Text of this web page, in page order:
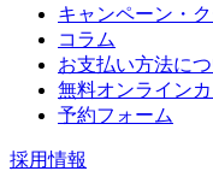
キャンペーン・
コラム
お支払い方法に
無料オンライン
予約フォーム
採用情報